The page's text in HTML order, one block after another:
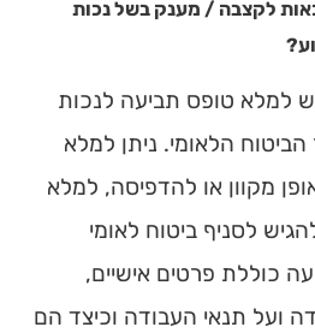
לקצבה / מענק בשל נכות
למלא טופס תביעה לנכות
הלאומי. ניתן למלא
מקוון או להדפיסה, למלא
לסניף ביטוח לאומי
כוללת פרטים אישיים,
ועל תנאי העבודה וכיצד הם